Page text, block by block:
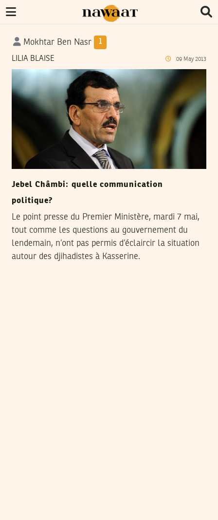
Mokhtar Ben Nasr 1
LILIA BLAISE 09 May 2013
Jebel Châmbi: quelle communication
politique?
Le point presse du Premier Ministère, mardi 7 mai,
tout comme les questions au gouvernement du
lendemain, n’ont pas permis d’éclaircir la situation
autour des djihadistes à Kasserine.